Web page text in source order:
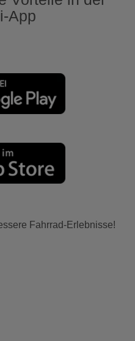
App
Fahrrad-Erlebnisse!